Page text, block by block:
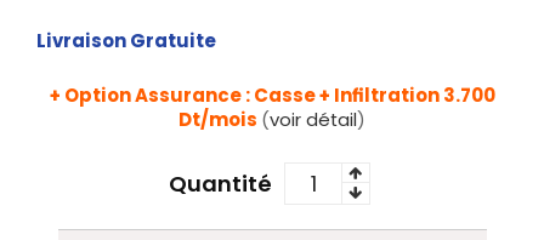
Livraison Gratuite
+ Option Assurance : Casse + Infiltration 3.700
Dt/mois (voir détail)
Quantité